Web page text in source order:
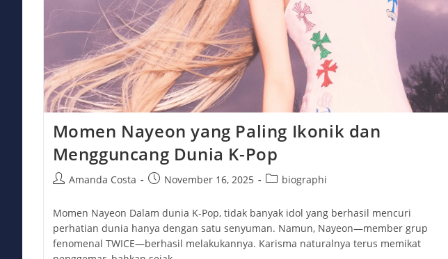
Momen Nayeon yang Paling Ikonik dan
Mengguncang Dunia K-Pop
PostAmanda Costa
PostNovember 16, 2025
Postbiographi
Momen Nayeon Dalam dunia K-Pop, tidak banyak idol yang berhasil mencuri
perhatian dunia hanya dengan satu senyuman. Namun, Nayeon—member grup
fenomenal TWICE—berhasil melakukannya. Karisma naturalnya terus memikat